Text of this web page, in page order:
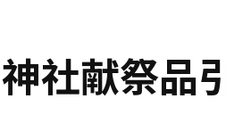
社献祭品